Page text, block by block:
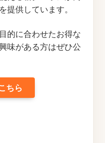
提供しています。
的に合わせたお得な
味がある方はぜひ公
ちら